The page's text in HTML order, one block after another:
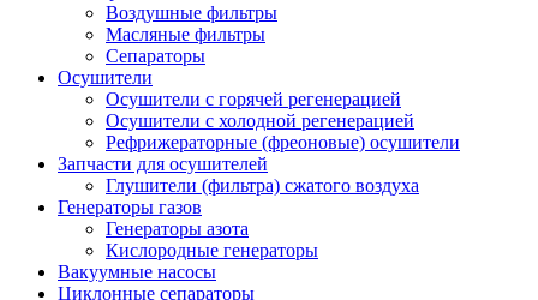
Воздушные фильтры
Масляные фильтры
Сепараторы
Осушители
Осушители с горячей регенерацией
Осушители с холодной регенерацией
Рефрижераторные (фреоновые) осушители
Запчасти для осушителей
Глушители (фильтра) сжатого воздуха
Генераторы газов
Генераторы азота
Кислородные генераторы
Вакуумные насосы
Циклонные сепараторы